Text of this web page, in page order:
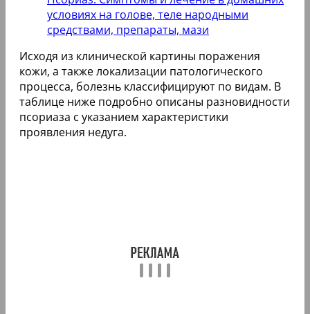
условиях на голове, теле народными
средствами, препараты, мази
Исходя из клинической картины поражения
кожи, а также локализации патологического
процесса, болезнь классифицируют по видам. В
таблице ниже подробно описаны разновидности
псориаза с указанием характеристики
проявления недуга.